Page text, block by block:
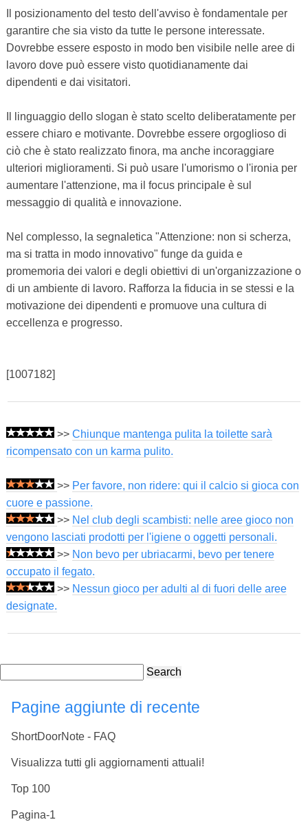
Il posizionamento del testo dell'avviso è fondamentale per
garantire che sia visto da tutte le persone interessate.
Dovrebbe essere esposto in modo ben visibile nelle aree di
lavoro dove può essere visto quotidianamente dai
dipendenti e dai visitatori.
Il linguaggio dello slogan è stato scelto deliberatamente per
essere chiaro e motivante. Dovrebbe essere orgoglioso di
ciò che è stato realizzato finora, ma anche incoraggiare
ulteriori miglioramenti. Si può usare l'umorismo o l'ironia per
aumentare l'attenzione, ma il focus principale è sul
messaggio di qualità e innovazione.
Nel complesso, la segnaletica "Attenzione: non si scherza,
ma si tratta in modo innovativo" funge da guida e
promemoria dei valori e degli obiettivi di un'organizzazione o
di un ambiente di lavoro. Rafforza la fiducia in se stessi e la
motivazione dei dipendenti e promuove una cultura di
eccellenza e progresso.
[1007182]
>> Chiunque mantenga pulita la toilette sarà
ricompensato con un karma pulito.
>> Per favore, non ridere: qui il calcio si gioca con
cuore e passione.
>> Nel club degli scambisti: nelle aree gioco non
vengono lasciati prodotti per l'igiene o oggetti personali.
>> Non bevo per ubriacarmi, bevo per tenere
occupato il fegato.
>> Nessun gioco per adulti al di fuori delle aree
designate.
Search
Pagine aggiunte di recente
ShortDoorNote - FAQ
Visualizza tutti gli aggiornamenti attuali!
Top 100
Pagina-1